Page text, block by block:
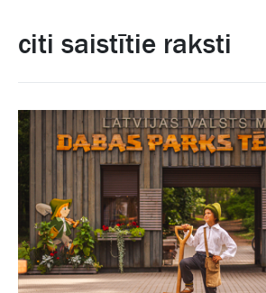
citi saistītie raksti